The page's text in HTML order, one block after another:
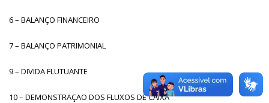
6 – BALANÇO FINANCEIRO
7 – BALANÇO PATRIMONIAL
9 – DIVIDA FLUTUANTE
10 – DEMONSTRAÇAO DOS FLUXOS DE CAIXA